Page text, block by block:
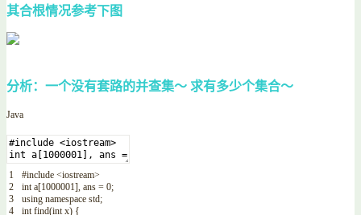
其合根情况参考下图
分析：一个没有套路的并查集～ 求有多少个集合～
Java
1
2
3
4
#include <iostream>
int a[1000001], ans = 0;
using namespace std;
int find(int x) {